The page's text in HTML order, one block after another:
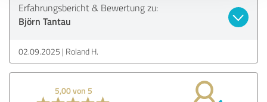
Erfahrungsbericht & Bewertung zu:
Björn Tantau
02.09.2025 Roland H.
5,00 von 5